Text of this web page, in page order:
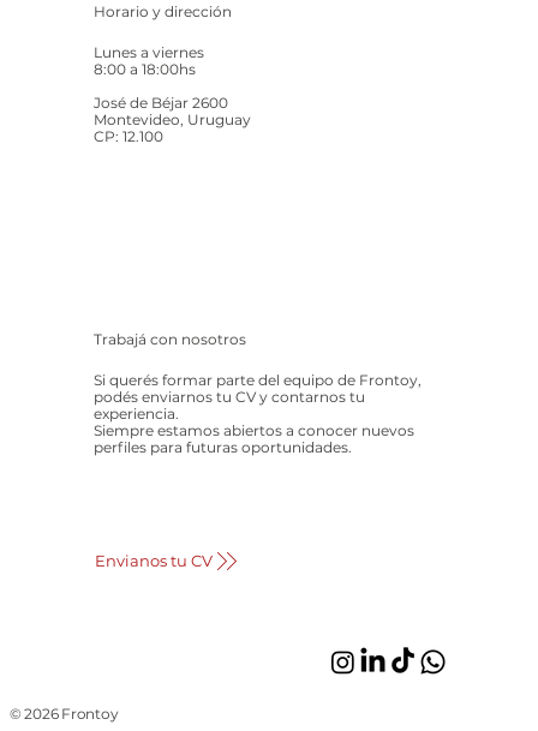
© 2026 Frontoy
Horario y dirección
Lunes a viernes
8:00 a 18:00hs
José de Béjar 2600
Montevideo, Uruguay
CP: 12.100
Trabajá con nosotros
Si querés formar parte del equipo de Frontoy,
podés enviarnos tu CV y contarnos tu
experiencia.
Siempre estamos abiertos a conocer nuevos
perfiles para futuras oportunidades.
Envianos tu CV